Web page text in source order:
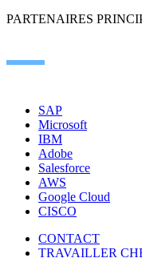
PARTENAIRES
SAP
Microsoft
IBM
Adobe
Salesforce
AWS
Google Cloud
CISCO
CONTACT
TRAVAILLER